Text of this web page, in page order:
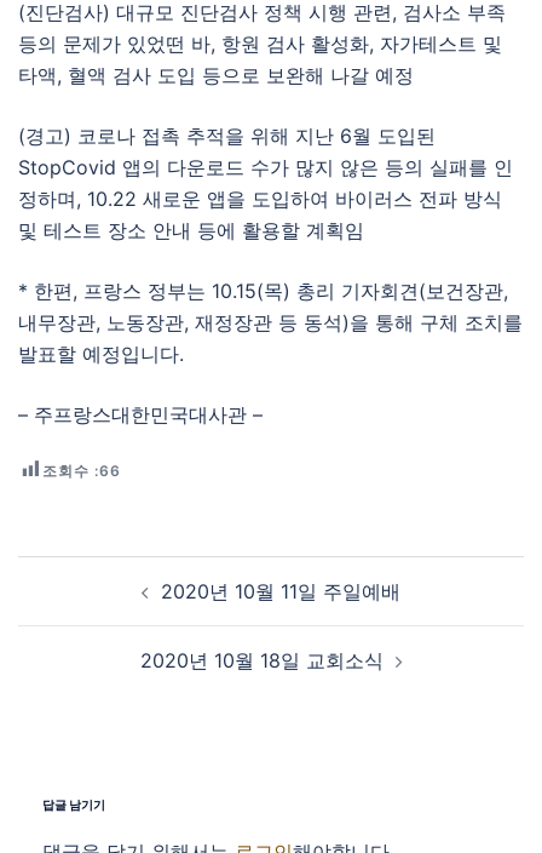
(진단검사) 대규모 진단검사 정책 시행 관련, 검사소 부족
등의 문제가 있었떤 바, 항원 검사 활성화, 자가테스트 및
타액, 혈액 검사 도입 등으로 보완해 나갈 예정
(경고) 코로나 접촉 추적을 위해 지난 6월 도입된
StopCovid 앱의 다운로드 수가 많지 않은 등의 실패를 인
정하며, 10.22 새로운 앱을 도입하여 바이러스 전파 방식
및 테스트 장소 안내 등에 활용할 계획임
* 한편, 프랑스 정부는 10.15(목) 총리 기자회견(보건장관,
내무장관, 노동장관, 재정장관 등 동석)을 통해 구체 조치를
발표할 예정입니다.
– 주프랑스대한민국대사관 –
조회수 :66
Post navigation
2020년 10월 11일 주일예배
2020년 10월 18일 교회소식
답글 남기기